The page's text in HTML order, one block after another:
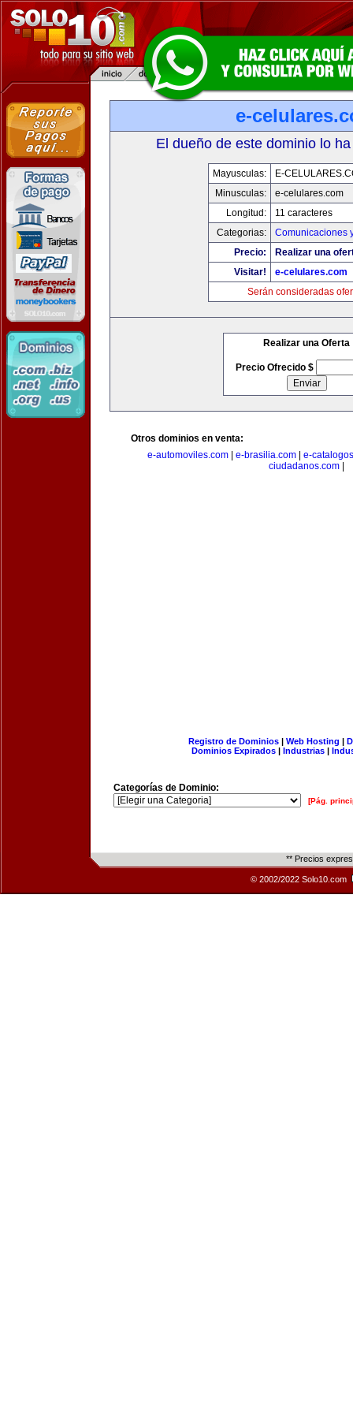
e-
El dueño de este dominio lo
Mayusculas:
E-
Minusculas:
e-celulares.com
Longitud:
11 caracteres
Categorias:
Comunicaciones
Precio:
Realizar una
Visitar!
e-celulares.com
Serán consideradas
Realizar una Oferta
Precio Ofrecido $
Otros dominios en venta:
e-automoviles.com
e-brasilia.com
e-
ciudadanos.com
Registro de Dominios| Web Hosting |
Dominios Expirados | Industrias |
Categorías de Dominio:
[Pág.
** Precios
© 2002/2022 Solo10.com